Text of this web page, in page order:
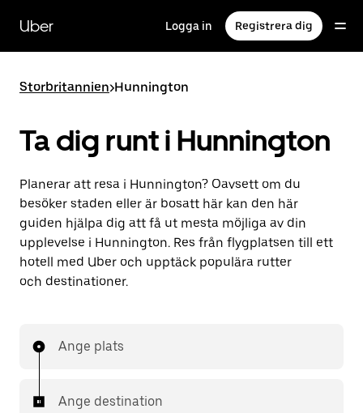
huvudinnehållet
Uber Logga in Registrera dig
Storbritannien>Hunnington
Ta dig runt i Hunnington
Planerar att resa i Hunnington? Oavsett om du
besöker staden eller är bosatt här kan den här
guiden hjälpa dig att få ut mesta möjliga av din
upplevelse i Hunnington. Res från flygplatsen till ett
hotell med Uber och upptäck populära rutter
och destinationer.
Ange plats
Ange destination